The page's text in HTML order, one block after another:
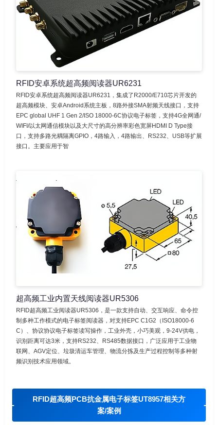
RFID安卓系统超高频阅读器UR6231
RFID安卓系统超高频阅读器UR6231，集成了R2000/E710芯片开发的
超高频模块、安卓Android系统主板，8路外接SMA射频天线接口，支持
EPC global UHF 1 Gen 2/ISO 18000-6C协议电子标签，支持4G全网通/
WIFI/以太网通信模块以及大尺寸的高分辨率彩色宽屏HDMI D Type接
口，支持多路光耦隔离GPIO，4路输入，4路输出、RS232、USB等扩展
接口。主要应用于智
超高频工业内置天线阅读器UR5306
RFID超高频工业阅读器UR5306，是一款支持自动、交互响应、命令控
制多种工作模式的电子标签阅读器，对支持EPC C1G2（ISO18000-6
C）、协议协议电子标签读写操作，工业外壳，小巧美观，9-24V供电，
识别距离可达3米，支持RS232、RS485数据接口，广泛应用于工业物
联网、AGV定位、垃圾清运车管理、物流分拣及生产过程控制等多种射
频识别技术应用领域。
RFID超高频PCB抗金属电子标签UT8957相关方
案/案例